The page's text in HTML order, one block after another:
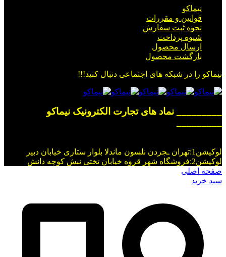
نیماکو
قوانین و مقررات
نحوه ثبت سفارش
شیوه پرداخت
ارسال محصول
بازگشت محصول
نیماکو را در شبکه های اجتماعی دنبال کنید!!!
_________ نماد های تجارت الکترونیک نیماکو
لوکیشن1:تهران ـجردن نلسون ماندلا بلوار ستاری خیابان دبیر
لوکیشن2:فروشگاه شهر قروه خیابان تختی نبش کوچه دانش
صفحه اصلی
سبد خرید